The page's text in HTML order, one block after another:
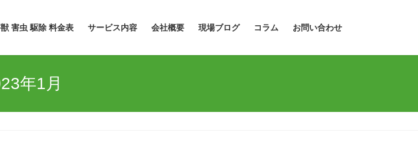
害虫 駆除 料金表 サービス内容 会社概要 現場ブログ コラム お問い合わせ
年1月